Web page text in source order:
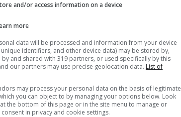
molto affilato (o con il pelapatate),
e spugnosa e tagliate la frutta a
a tocchetti.
and/or access information on a device
more
data will be processed and information from your device
identifiers, and other device data) may be stored by,
by and shared with 319 partners, or used specifically by this
our partners may use precise geolocation data. List of
may process your personal data on the basis of legitimate
you can object to by managing your options below. Look
the bottom of this page or in the site menu to manage or
in privacy and cookie settings.